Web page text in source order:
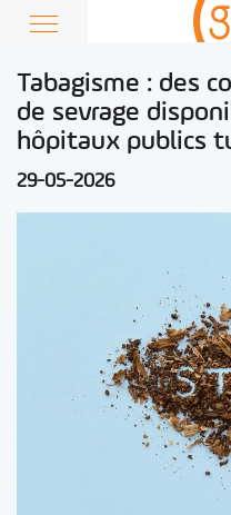
Tabagisme : des
de sevrage
hôpitaux publics
29-05-2026